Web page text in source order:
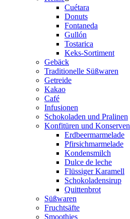
Cuétara
Donuts
Fontaneda
Gullón
Tostarica
Keks-Sortiment
Gebäck
Traditionelle Süßwaren
Getreide
Kakao
Café
Infusionen
Schokoladen und Pralinen
Konfitüren und Konserven
Erdbeermarmelade
Pfirsichmarmelade
Kondensmilch
Dulce de leche
Flüssiger Karamell
Schokoladensirup
Quittenbrot
Süßwaren
Fruchtsäfte
Smoothies